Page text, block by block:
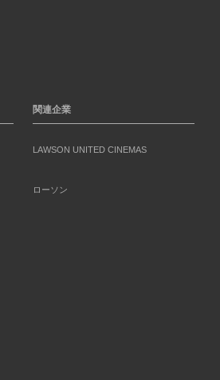
関連企業
LAWSON UNITED CINEMAS
ローソン